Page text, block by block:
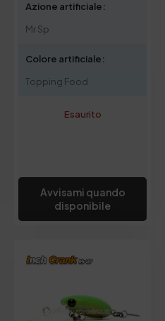
Azione artificiale:
Mr Sp
Colore artificiale:
Topping Food
Esaurito
Avvisami quando
disponibile